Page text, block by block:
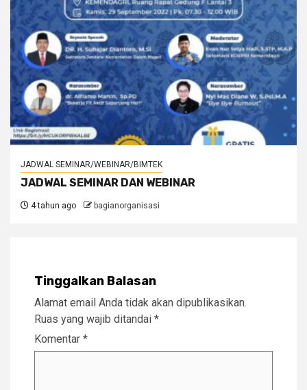
JADWAL SEMINAR/WEBINAR/BIMTEK
JADWAL SEMINAR DAN WEBINAR
4 tahun ago bagianorganisasi
Tinggalkan Balasan
Alamat email Anda tidak akan dipublikasikan.
Ruas yang wajib ditandai *
Komentar *